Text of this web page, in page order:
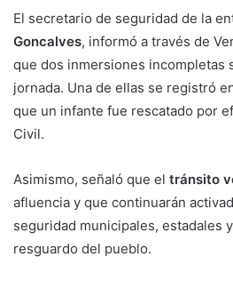
El secretario de seguridad de la
Goncalves, informó a través de
que dos inmersiones incompletas
jornada. Una de ellas se registró
que un infante fue rescatado por
Civil.
Asimismo, señaló que el tránsito
afluencia y que continuarán
seguridad municipales, estadales
resguardo del pueblo.